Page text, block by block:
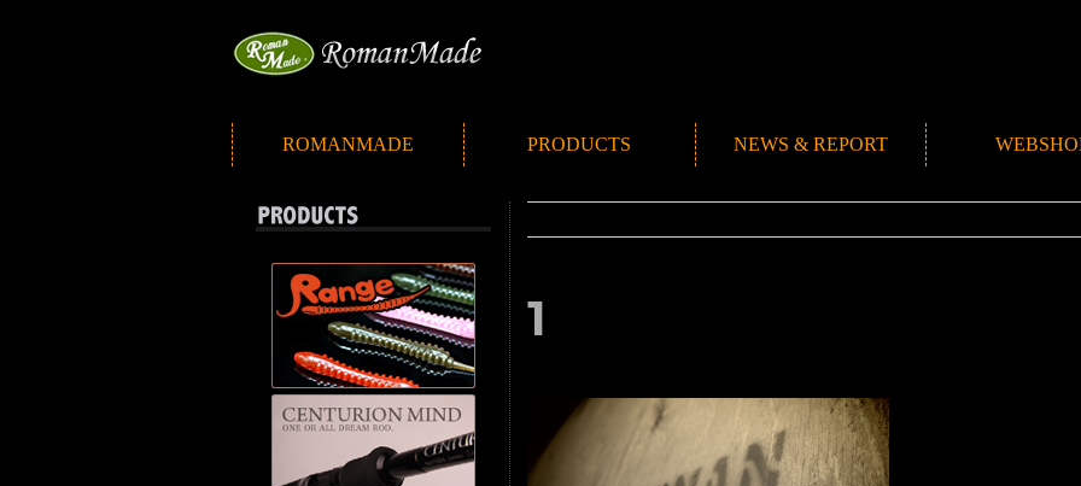
ROMANMADE PRODUCTS NEWS & REPORT
1